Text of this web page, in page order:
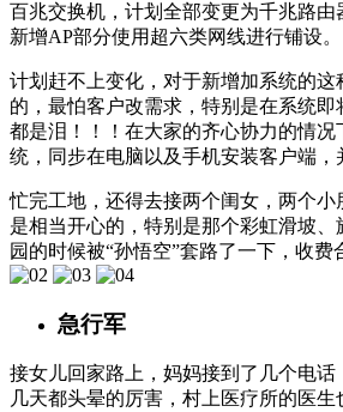
百兆交换机，计划全部变更为千兆路由
新增AP部分使用超六类网线进行铺设。
计划赶不上变化，对于新增加系统的
的，最怕客户改需求，特别是在系统
都是泪！！！在大家的齐心协力的情况
统，同步在电脑以及手机安装客户端，
忙完工地，还得去接两个闺女，两个
是相当开心的，特别是那个彩虹滑坡
园的时候被“孙悟空”套路了一下，收费
急行军
接女儿回家路上，妈妈接到了几个电
几天都头晕的厉害，村上医疗所的医